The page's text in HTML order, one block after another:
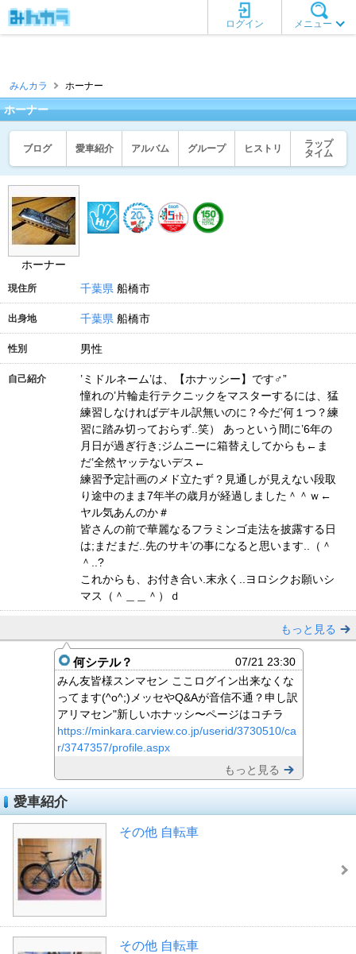
メニュー
ログイン
みんカラ ホーナー
ホーナー
ブログ 愛車紹介 アルバム グループ ヒストリ
ラップ
タイム
ホーナー
現住所 千葉県 船橋市
出身地 千葉県 船橋市
性別 男性
自己紹介
’ミドルネーム’は、【ホナッシー】です♂”
憧れの’片輪走行テクニックをマスターするには、猛
練習しなければデキル訳無いのに？今だ’何１つ？練
習に踏み切っておらず..笑） あっという間に’6年の
月日が過ぎ行き;ジムニーに箱替えしてからも←ま
だ’全然ヤッテないデス←
練習予定計画のメド立たず？見通しが見えない段取
り途中のまま7年半の歳月が経過しました＾＾ｗ←
ヤル気あんのか＃
皆さんの前で華麗なるフラミンゴ走法を披露する日
は;まだまだ..先のサキ’の事になると思います..（＾
＾..?
これからも、お付き合い.末永く..ヨロシクお願いシ
マス（＾＿＿＾）ｄ
もっと見る
何シテル？
07/21 23:30
みん友皆様スンマセン ここログイン出来なくな
ってます(^o^;)メッセやQ&Aが音信不通？申し訳
アリマセン"新しいホナッシ〜ページはコチラ
https://minkara.carview.co.jp/userid/3730510/ca
r/3747357/profile.aspx
もっと見る
愛車紹介
その他 自転車
その他 自転車